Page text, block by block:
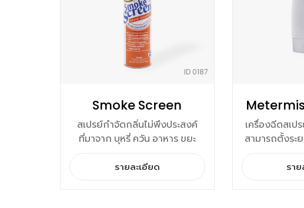
ID 0187
Smoke Screen
สเปรย์กำจัดกลิ่นไม่พึงประสงค์
ที่มาจาก บุหรี่ ควัน อาหาร ขยะ
รายละเอียด
เครื่องฉีดสเ
สามารถตั้งระ
ราย